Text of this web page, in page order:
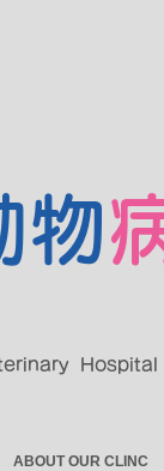
物
Hospital
ABOUT OUR CLINC